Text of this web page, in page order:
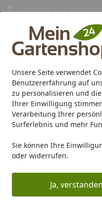
Unsere Seite verwendet
Benutzererfahrung auf
zu personalisieren und
Ihrer Einwilligung
Verarbeitung Ihrer
Surferlebnis und mehr
Sie können Ihre
oder widerrufen.
Ja, verstanden
Eigene
07051 / 9 22
Gartenhaus Gerätehaus
Marken Sale %
Grill Grill Marken